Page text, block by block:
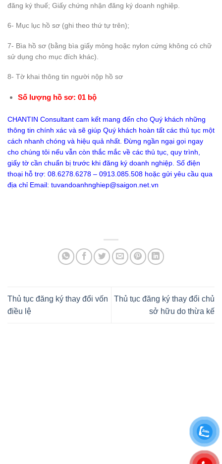
đăng ký thuế; Giấy chứng nhận đăng ký doanh nghiệp.
6- Mục lục hồ sơ (ghi theo thứ tự trên);
7- Bìa hồ sơ (bằng bìa giấy mỏng hoặc nylon cứng không có chữ
sử dụng cho mục đích khác).
8- Tờ khai thông tin người nộp hồ sơ
Số lượng hồ sơ: 01 bộ
CHANTIN Consultant cam kết mang đến cho Quý khách những
thông tin chính xác và sẽ giúp Quý khách hoàn tất các thủ tục một
cách nhanh chóng và hiệu quả nhất. Đừng ngần ngại gọi ngay
cho chúng tôi nếu vẫn còn thắc mắc về các thủ tục, quy trình,
giấy tờ cần chuẩn bị trước khi đăng ký doanh nghiệp. Số điện
thoại hỗ trợ: 08.6278.6278 – 0913.085.508 hoặc gửi yêu cầu qua
địa chỉ Email: tuvandoanhnghiep@saigon.net.vn
Thủ tục đăng ký thay đổi vốn
điều lệ
Thủ tục đăng ký thay đổi chủ
sở hữu do thừa kế